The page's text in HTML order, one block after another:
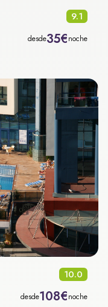
9.1
desde35€noche
10.0
desde108€noche